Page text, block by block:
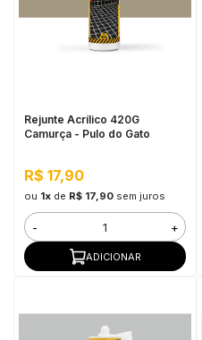
Rejunte Acrílico 420G
Camurça - Pulo do Gato
R$ 17,90
ou 1xde R$ 17,90 sem juros
- +
ADICIONAR